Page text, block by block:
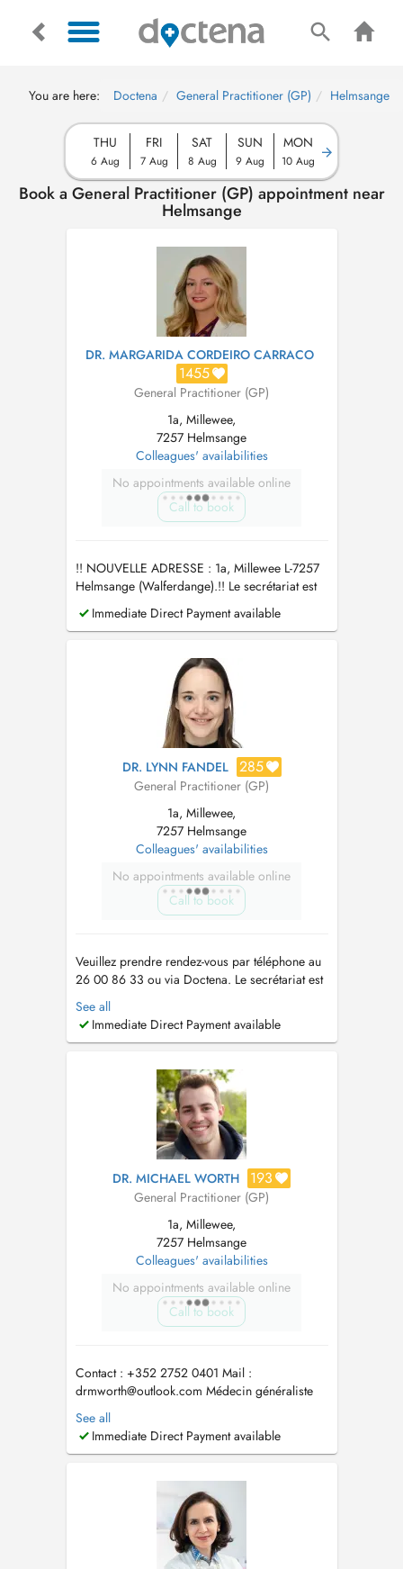
You are here: Doctena General Practitioner (GP) Helmsange
THU
6 Aug
FRI
7 Aug
SAT
8 Aug
SUN
9 Aug
MON
10 Aug
Book a General Practitioner (GP) appointment near
Helmsange
DR. MARGARIDA CORDEIRO CARRACO
1455
General Practitioner (GP)
1a, Millewee,
7257 Helmsange
Colleagues' availabilities
No appointments available online
Call to book
!! NOUVELLE ADRESSE : 1a, Millewee L-7257
Helmsange (Walferdange).!! Le secrétariat est
ouvert du lundi au vendredi de 7h30 à 11h30 et
le mercredi de 13h à 17h au +352 26 00 86
Immediate Direct Payment available
DR. LYNN FANDEL 285
General Practitioner (GP)
1a, Millewee,
7257 Helmsange
Colleagues' availabilities
No appointments available online
Call to book
Veuillez prendre rendez-vous par téléphone au
26 00 86 33 ou via Doctena. Le secrétariat est
ouvert du lundi au vendredi de 7h30 à 11h30 et
le mercredi de 13h à 17h au +352 26 00 86
33. Toutes les disponibilités ne sont pas en
aux patients habitue...
See all
Immediate Direct Payment available
DR. MICHAEL WORTH 193
General Practitioner (GP)
1a, Millewee,
7257 Helmsange
Colleagues' availabilities
No appointments available online
Call to book
Contact : +352 2752 0401 Mail :
drmworth@outlook.com Médecin généraliste
depuis octobre 2022. 2022 : Travail de fin
d'études, pour l'obtention de Docteur en
médecine, sur la création d'une prescription
Luxembourg. 2019 - 2022: Formation de
See all
Immediate Direct Payment available